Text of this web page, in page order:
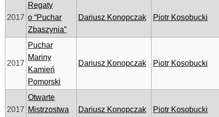
2017
Regaty
o “Puchar
Zbaszynia”
Dariusz Konopczak Piotr Kosobucki
2017
Puchar
Mariny
Kamień
Pomorski
Dariusz Konopczak Piotr Kosobucki
2017
Otwarte
Mistrzostwa
Dariusz Konopczak Piotr Kosobucki